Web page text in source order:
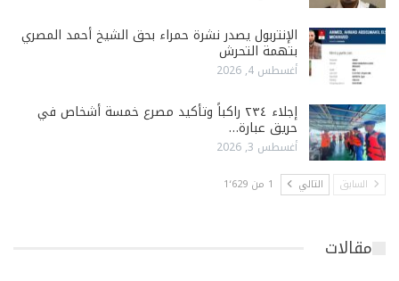
الإنتربول يصدر نشرة حمراء بحق الشيخ أحمد المصري
بتهمة التحرش
أغسطس 4, 2026
إجلاء ٢٣٤ راكباً وتأكيد مصرع خمسة أشخاص في
حريق عبارة…
أغسطس 3, 2026
السابق التالي 1 من 1٬629
مقالات